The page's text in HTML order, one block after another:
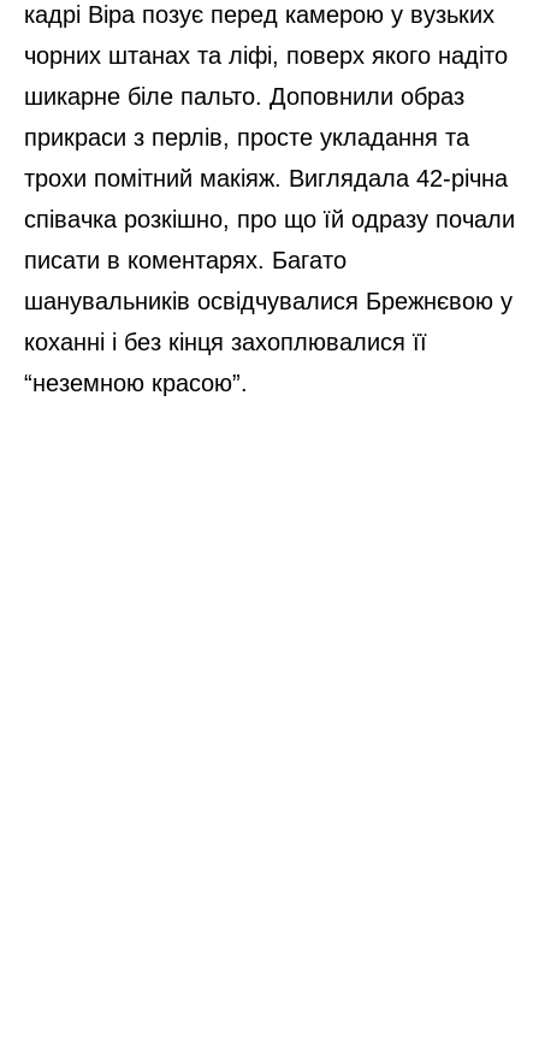
кадрі Віра позує перед камерою у вузьких
чорних штанах та ліфі, поверх якого надіто
шикарне біле пальто. Доповнили образ
прикраси з перлів, просте укладання та
трохи помітний макіяж. Виглядала 42-річна
співачка розкішно, про що їй одразу почали
писати в коментарях. Багато
шанувальників освідчувалися Брежнєвою у
коханні і без кінця захоплювалися її
“неземною красою”.